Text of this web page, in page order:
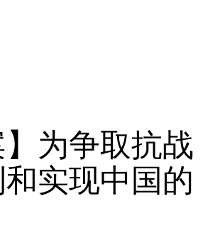
】为争取抗战
实现中国的